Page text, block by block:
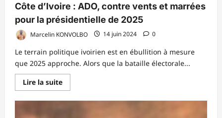
vice-
président
et
neuf
autres
Côte d’Ivoire : ADO, contre vents et marrées
pour la présidentielle de 2025
Marcelin KONVOLBO 14 juin 2024 0
Le terrain politique ivoirien est en ébullition à mesure
que 2025 approche. Alors que la bataille électorale...
Lire la suiteEn
savoir
sur